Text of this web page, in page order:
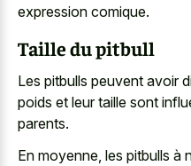
expression comique.
Taille du pitbull
Les pitbulls peuvent avoir
poids et leur taille sont
parents.
En moyenne, les pitbulls à